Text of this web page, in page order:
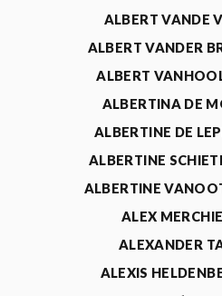
ALBERT VANDE
ALBERT VANDER
ALBERT
ALBERTINA DE
ALBERTINE DE
ALBERTINE
ALBERTINE
ALEX
ALEXANDER
ALEXIS